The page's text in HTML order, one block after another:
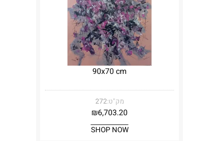
90x70 cm
מק"ט:272
₪6,703.20
SHOP NOW